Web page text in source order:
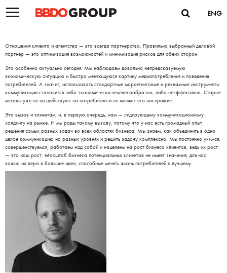
ENG
Отношения клиента и агентства — это всегда партнерство. Правильно выбранный деловой
партнер — это оптимизация возможностей и минимизация рисков для обеих сторон.
Это особенно актуально сегодня. Мы наблюдаем довольно непредсказуемую
экономическую ситуацию и быстро меняющуюся картину медиапотребления и поведения
потребителей. А значит, использовать стандартные маркетинговые и рекламные инструменты
коммуникации становится либо экономически нецелесообразно, либо неэффективно. Старые
методы уже не воздействуют на потребителя и не меняют его восприятие.
Это вызов и клиентам, и, в первую очередь, нам — лидирующему коммуникационному
холдингу на рынке. И мы рады такому вызову, потому что у нас есть громадный опыт
решения самых разных задач во всех областях бизнеса. Мы знаем, как объединить в одно
целое коммуникацию на разных уровнях и решить задачу комплексно. Мы постоянно учимся,
совершенствуемся, работаем над собой и нацелены на рост бизнеса клиентов, ведь их рост
— это наш рост. Масштаб бизнеса потенциальных клиентов не имеет значения, для нас
важна их вера в большие идеи, способные менять жизнь потребителей к лучшему.